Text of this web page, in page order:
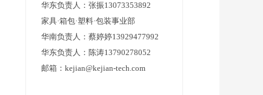
华东负责人：张振13073353892
家具·箱包·塑料·包装事业部
华南负责人：蔡婷婷13929477992
华东负责人：陈涛13790278052
邮箱：kejian@kejian-tech.com